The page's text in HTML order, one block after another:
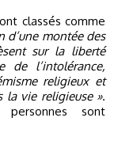
classés comme
d’une montée des
sur la liberté
de l’intolérance,
religieux et
la vie religieuse ».
sont